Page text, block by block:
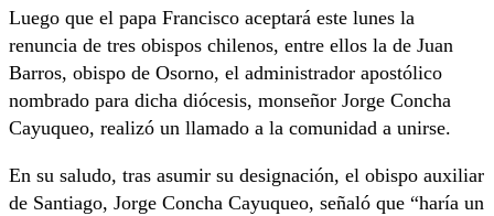
Luego que el papa Francisco aceptará este lunes la
renuncia de tres obispos chilenos, entre ellos la de Juan
Barros, obispo de Osorno, el administrador apostólico
nombrado para dicha diócesis, monseñor Jorge Concha
Cayuqueo, realizó un llamado a la comunidad a unirse.
En su saludo, tras asumir su designación, el obispo auxiliar
de Santiago, Jorge Concha Cayuqueo, señaló que “haría un